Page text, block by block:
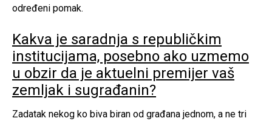
određeni pomak.
Kakva je saradnja s republičkim
institucijama, posebno ako uzmemo
u obzir da je aktuelni premijer vaš
zemljak i sugrađanin?
Zadatak nekog ko biva biran od građana jednom, a ne tri